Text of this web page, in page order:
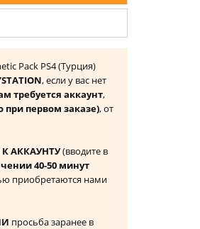
Pack PS4 (Турция)
, если у вас нет
требуется аккаунт,
при первом заказе), от
АККАУНТУ(вводите в
40-50 минут
приобретаются нами
просьба заранее в